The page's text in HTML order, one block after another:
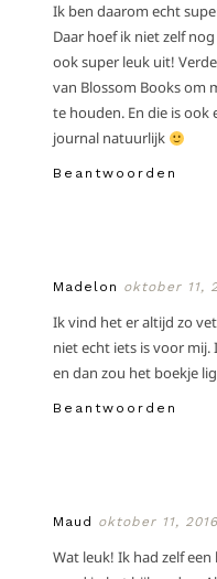
Ik ben daarom echt
Daar hoef ik niet zelf
ook super leuk uit!
van Blossom Books om
te houden. En die is ook
journal natuurlijk
Beantwoorden
Madelon oktober 11,
Ik vind het er altijd zo
niet echt iets is voor
en dan zou het boekje
Beantwoorden
Maud oktober 11,
Wat leuk! Ik had zelf